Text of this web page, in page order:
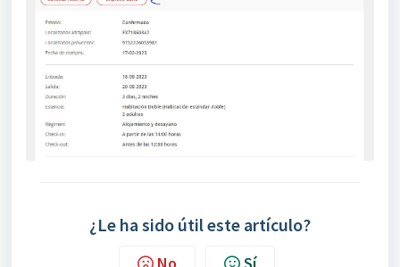
¿Le ha sido útil este artículo?
No Sí